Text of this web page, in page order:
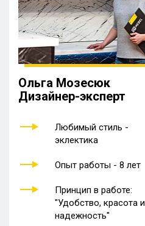
Ольга Мозесюк
Дизайнер-эксперт
Любимый стиль -
эклектика
Опыт работы - 8 лет
Принцип в работе:
"Удобство, красота и
надежность"